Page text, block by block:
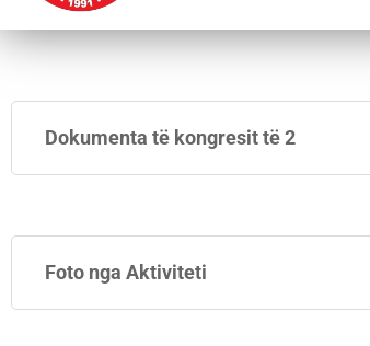
Dokumenta të kongresit të 2
Foto nga Aktiviteti